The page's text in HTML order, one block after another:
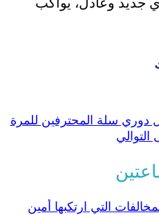
جديد وعادل، يواكب
دوري سلة المحترفين للمرة
التوالي
التي ارتكبها أمين